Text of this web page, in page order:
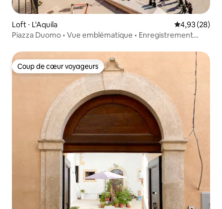
Loft ⋅ L'Aquila Évaluation
4,93 (28)
Piazza Duomo • Vue emblématique • Enregistrement
Coup de cœur voyageurs
Coup de cœur voyageurs